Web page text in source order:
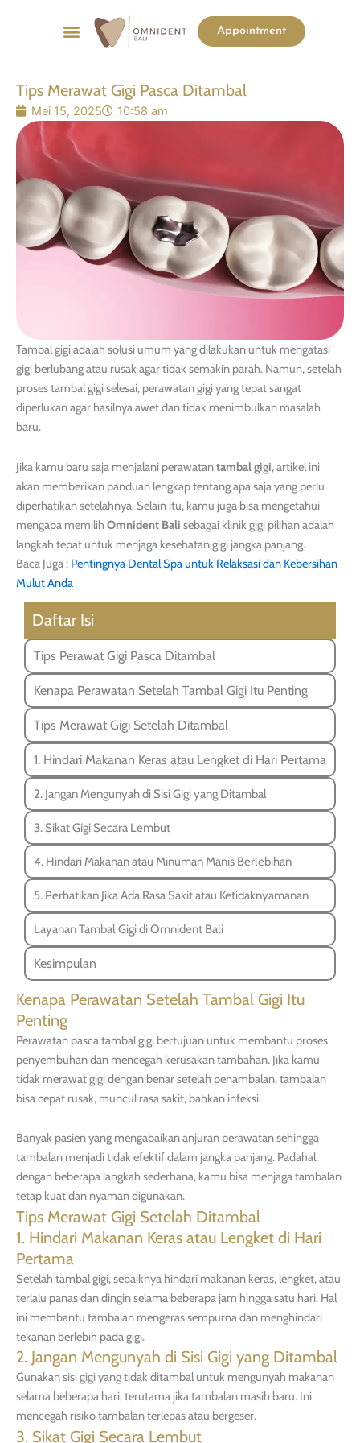
Menu Appointment
Tips Merawat Gigi Pasca Ditambal
Mei 15, 2025 10:58 am
Tambal gigi adalah solusi umum yang dilakukan untuk mengatasi
gigi berlubang atau rusak agar tidak semakin parah. Namun, setelah
proses tambal gigi selesai, perawatan gigi yang tepat sangat
diperlukan agar hasilnya awet dan tidak menimbulkan masalah
baru.
Jika kamu baru saja menjalani perawatantambal gigi, artikel ini
akan memberikan panduan lengkap tentang apa saja yang perlu
diperhatikan setelahnya. Selain itu, kamu juga bisa mengetahui
mengapa memilih Omnident Bali sebagai klinik gigi pilihan adalah
langkah tepat untuk menjaga kesehatan gigi jangka panjang.
Baca Juga : Pentingnya Dental Spa untuk Relaksasi dan Kebersihan
Mulut Anda
Daftar Isi
Tips Perawat Gigi Pasca Ditambal
Kenapa Perawatan Setelah Tambal Gigi Itu Penting
Tips Merawat Gigi Setelah Ditambal
1. Hindari Makanan Keras atau Lengket di Hari Pertama
2. Jangan Mengunyah di Sisi Gigi yang Ditambal
3. Sikat Gigi Secara Lembut
4. Hindari Makanan atau Minuman Manis Berlebihan
5. Perhatikan Jika Ada Rasa Sakit atau Ketidaknyamanan
Layanan Tambal Gigi di Omnident Bali
Kesimpulan
Kenapa Perawatan Setelah Tambal Gigi Itu
Penting
Perawatan pasca tambal gigi bertujuan untuk membantu proses
penyembuhan dan mencegah kerusakan tambahan. Jika kamu
tidak merawat gigi dengan benar setelah penambalan, tambalan
bisa cepat rusak, muncul rasa sakit, bahkan infeksi.
Banyak pasien yang mengabaikan anjuran perawatan sehingga
tambalan menjadi tidak efektif dalam jangka panjang. Padahal,
dengan beberapa langkah sederhana, kamu bisa menjaga tambalan
tetap kuat dan nyaman digunakan.
Tips Merawat Gigi Setelah Ditambal
1. Hindari Makanan Keras atau Lengket di Hari
Pertama
Setelah tambal gigi, sebaiknya hindari makanan keras, lengket, atau
terlalu panas dan dingin selama beberapa jam hingga satu hari. Hal
ini membantu tambalan mengeras sempurna dan menghindari
tekanan berlebih pada gigi.
2. Jangan Mengunyah di Sisi Gigi yang Ditambal
Gunakan sisi gigi yang tidak ditambal untuk mengunyah makanan
selama beberapa hari, terutama jika tambalan masih baru. Ini
mencegah risiko tambalan terlepas atau bergeser.
3. Sikat Gigi Secara Lembut